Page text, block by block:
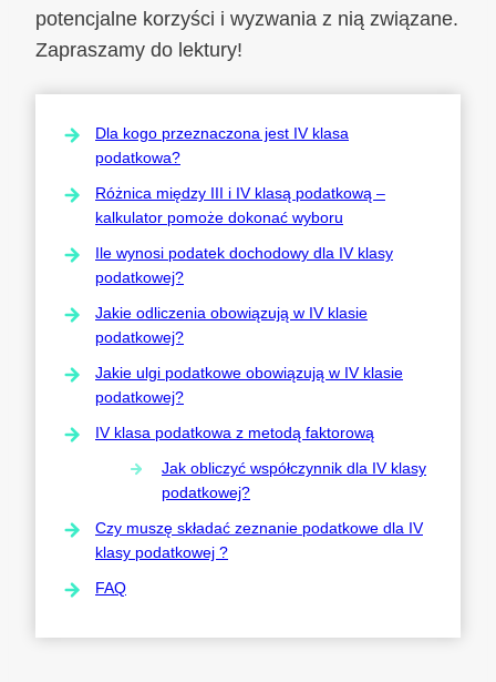
potencjalne korzyści i wyzwania z nią związane.
Zapraszamy do lektury!
Dla kogo przeznaczona jest IV klasa
podatkowa?
Różnica między III i IV klasą podatkową –
kalkulator pomoże dokonać wyboru
Ile wynosi podatek dochodowy dla IV klasy
podatkowej?
Jakie odliczenia obowiązują w IV klasie
podatkowej?
Jakie ulgi podatkowe obowiązują w IV klasie
podatkowej?
IV klasa podatkowa z metodą faktorową
Jak obliczyć współczynnik dla IV klasy
podatkowej?
Czy muszę składać zeznanie podatkowe dla IV
klasy podatkowej ?
FAQ